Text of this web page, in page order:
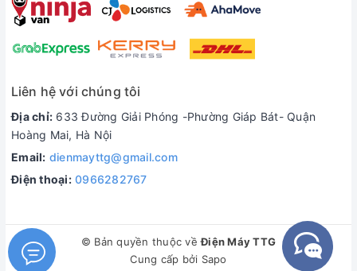
Liên hệ với chúng tôi
Địa chỉ: 633 Đường Giải Phóng -Phường Giáp Bát- Quận
Hoàng Mai, Hà Nội
Email: dienmayttg@gmail.com
Điện thoại: 0966282767
© Bản quyền thuộc vềĐiện Máy TTG
Cung cấp bởi Sapo